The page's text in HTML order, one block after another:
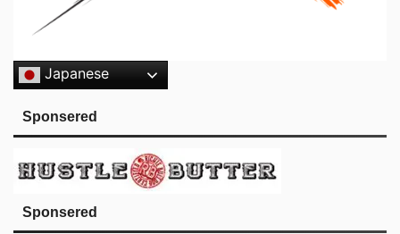
Japanese
Sponsered
Sponsered